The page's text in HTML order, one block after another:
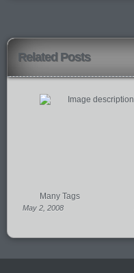
Related Posts
Many Tags
May 2, 2008